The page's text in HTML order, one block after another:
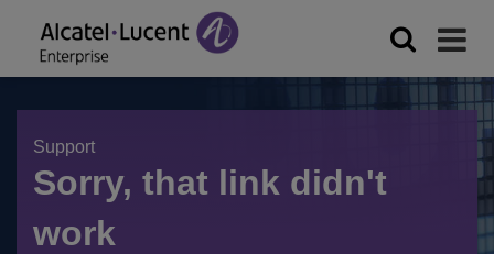
Support
Sorry, that link didn't
work